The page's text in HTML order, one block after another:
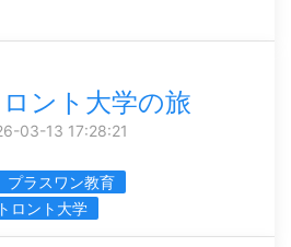
ロント大学の旅
03-13 17:28:21
プラスワン教育
トロント大学